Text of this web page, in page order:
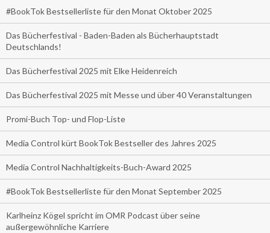
#BookTok Bestsellerliste für den Monat Oktober 2025
Das Bücherfestival - Baden-Baden als Bücherhauptstadt
Deutschlands!
Das Bücherfestival 2025 mit Elke Heidenreich
Das Bücherfestival 2025 mit Messe und über 40 Veranstaltungen
Promi-Buch Top- und Flop-Liste
Media Control kürt BookTok Bestseller des Jahres 2025
Media Control Nachhaltigkeits-Buch-Award 2025
#BookTok Bestsellerliste für den Monat September 2025
Karlheinz Kögel spricht im OMR Podcast über seine
außergewöhnliche Karriere